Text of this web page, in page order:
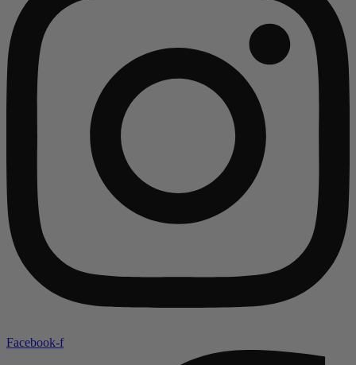
Facebook-f